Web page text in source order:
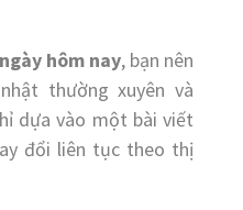
hôm nay, bạn nên
thường xuyên và
dựa vào một bài viết
đổi liên tục theo thị